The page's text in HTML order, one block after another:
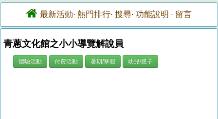
最新活動· 熱門排行· 搜尋· 功能說明 · 留言
青蔥文化館之小小導覽解說員
體驗活動 付費活動 暑期/寒假 幼兒/親子